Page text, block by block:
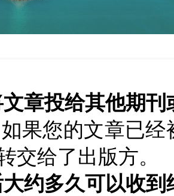
章投给其他期刊
果您的文章已
交给了出版方。
约多久可以收到